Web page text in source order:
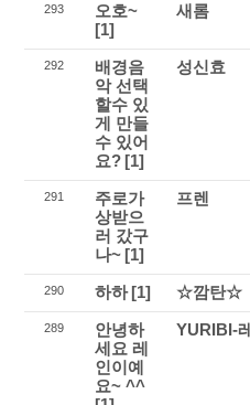
293
오호~
[1]
새롬
292
배경음
악 선택
할수 있
게 만들
수 있어
요? [1]
성신효
291
주로가
상받으
러 갔구
나~ [1]
프렌
290 하하[1] ☆깜탄☆
289
안녕하
세요 레
인이예
요~ ^^
YURIBI-